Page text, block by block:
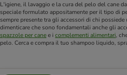
L'igiene, il lavaggio e la cura del pelo del cane
speciale formulato appositamente per il tipo di
sempre presente tra gli accessori di chi
dimenticare che sono fondamentali anche gli
spazzole per canee i complementi alimentari,
pelo. Cerca e compra il tuo shampoo liquido,